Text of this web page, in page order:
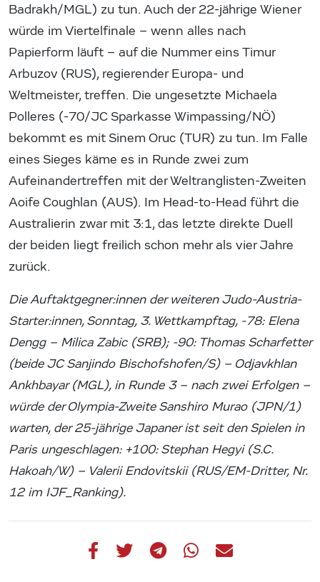
Badrakh/MGL) zu tun. Auch der 22-jährige Wiener
würde im Viertelfinale – wenn alles nach
Papierform läuft – auf die Nummer eins Timur
Arbuzov (RUS), regierender Europa- und
Weltmeister, treffen. Die ungesetzte Michaela
Polleres (-70/JC Sparkasse Wimpassing/NÖ)
bekommt es mit Sinem Oruc (TUR) zu tun. Im Falle
eines Sieges käme es in Runde zwei zum
Aufeinandertreffen mit der Weltranglisten-Zweiten
Aoife Coughlan (AUS). Im Head-to-Head führt die
Australierin zwar mit 3:1, das letzte direkte Duell
der beiden liegt freilich schon mehr als vier Jahre
zurück.
Die Auftaktgegner:innen der weiteren Judo-Austria-
Starter:innen, Sonntag, 3. Wettkampftag, -78: Elena
Dengg – Milica Zabic (SRB); -90: Thomas Scharfetter
(beide JC Sanjindo Bischofshofen/S) – Odjavkhlan
Ankhbayar (MGL), in Runde 3 – nach zwei Erfolgen –
würde der Olympia-Zweite Sanshiro Murao (JPN/1)
warten, der 25-jährige Japaner ist seit den Spielen in
Paris ungeschlagen: +100: Stephan Hegyi (S.C.
Hakoah/W) – Valerii Endovitskii (RUS/EM-Dritter, Nr.
12 im IJF_Ranking).